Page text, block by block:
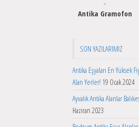
Antika Gramofon
SON YAZILARIMIZ
Antika Eşyaları En Yüksek
Alan Yerler! 19 Ocak 2024
Ayvalık Antika Alanlar
Haziran 2023